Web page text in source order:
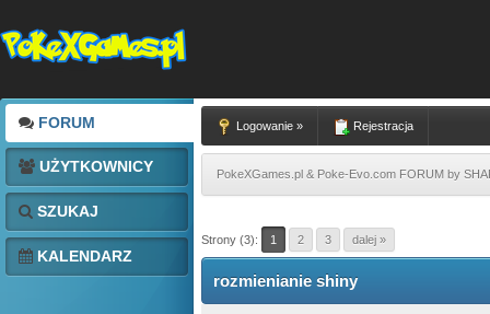
FORUM
UŻYTKOWNICY
SZUKAJ
KALENDARZ
Logowanie » Rejestracja
PokeXGames.pl & Poke-Evo.com FORUM by
Strony (3): 1 2 3 dalej »
rozmienianie shiny